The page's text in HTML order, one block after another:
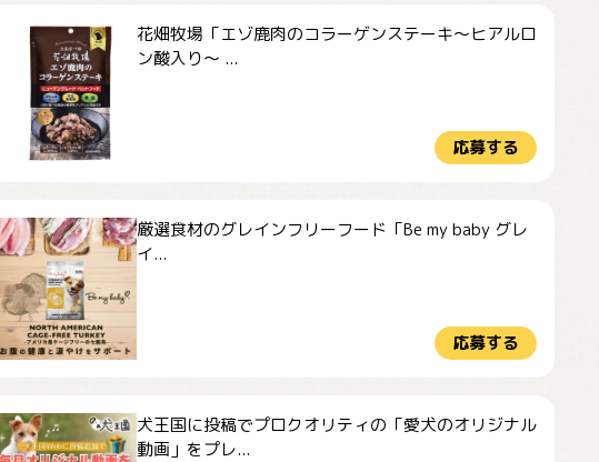
花畑牧場「エゾ鹿肉のコラーゲンステーキ～ヒアルロ
ン酸入り～ ...
応募する
厳選食材のグレインフリーフード「Be my baby グレ
イ...
応募する
犬王国に投稿でプロクオリティの「愛犬のオリジナル
動画」をプレ...